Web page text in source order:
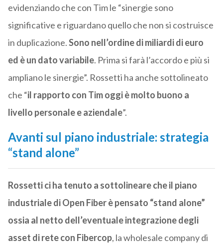
evidenziando che con Tim le “sinergie sono
significative e riguardano quello che non si costruisce
in duplicazione.Sono nell’ordine di miliardi di euro
ed è un dato variabile. Prima si farà l’accordo e più si
ampliano le sinergie”. Rossetti ha anche sottolineato
che “il rapporto con Tim oggi è molto buono a
livello personale e aziendale”.
Avanti sul piano industriale: strategia
“stand alone”
Rossetti ci ha tenuto a sottolineare che il piano
industriale di Open Fiber è pensato “stand alone”
ossia al netto dell’eventuale integrazione degli
asset di rete con Fibercop, la wholesale company di